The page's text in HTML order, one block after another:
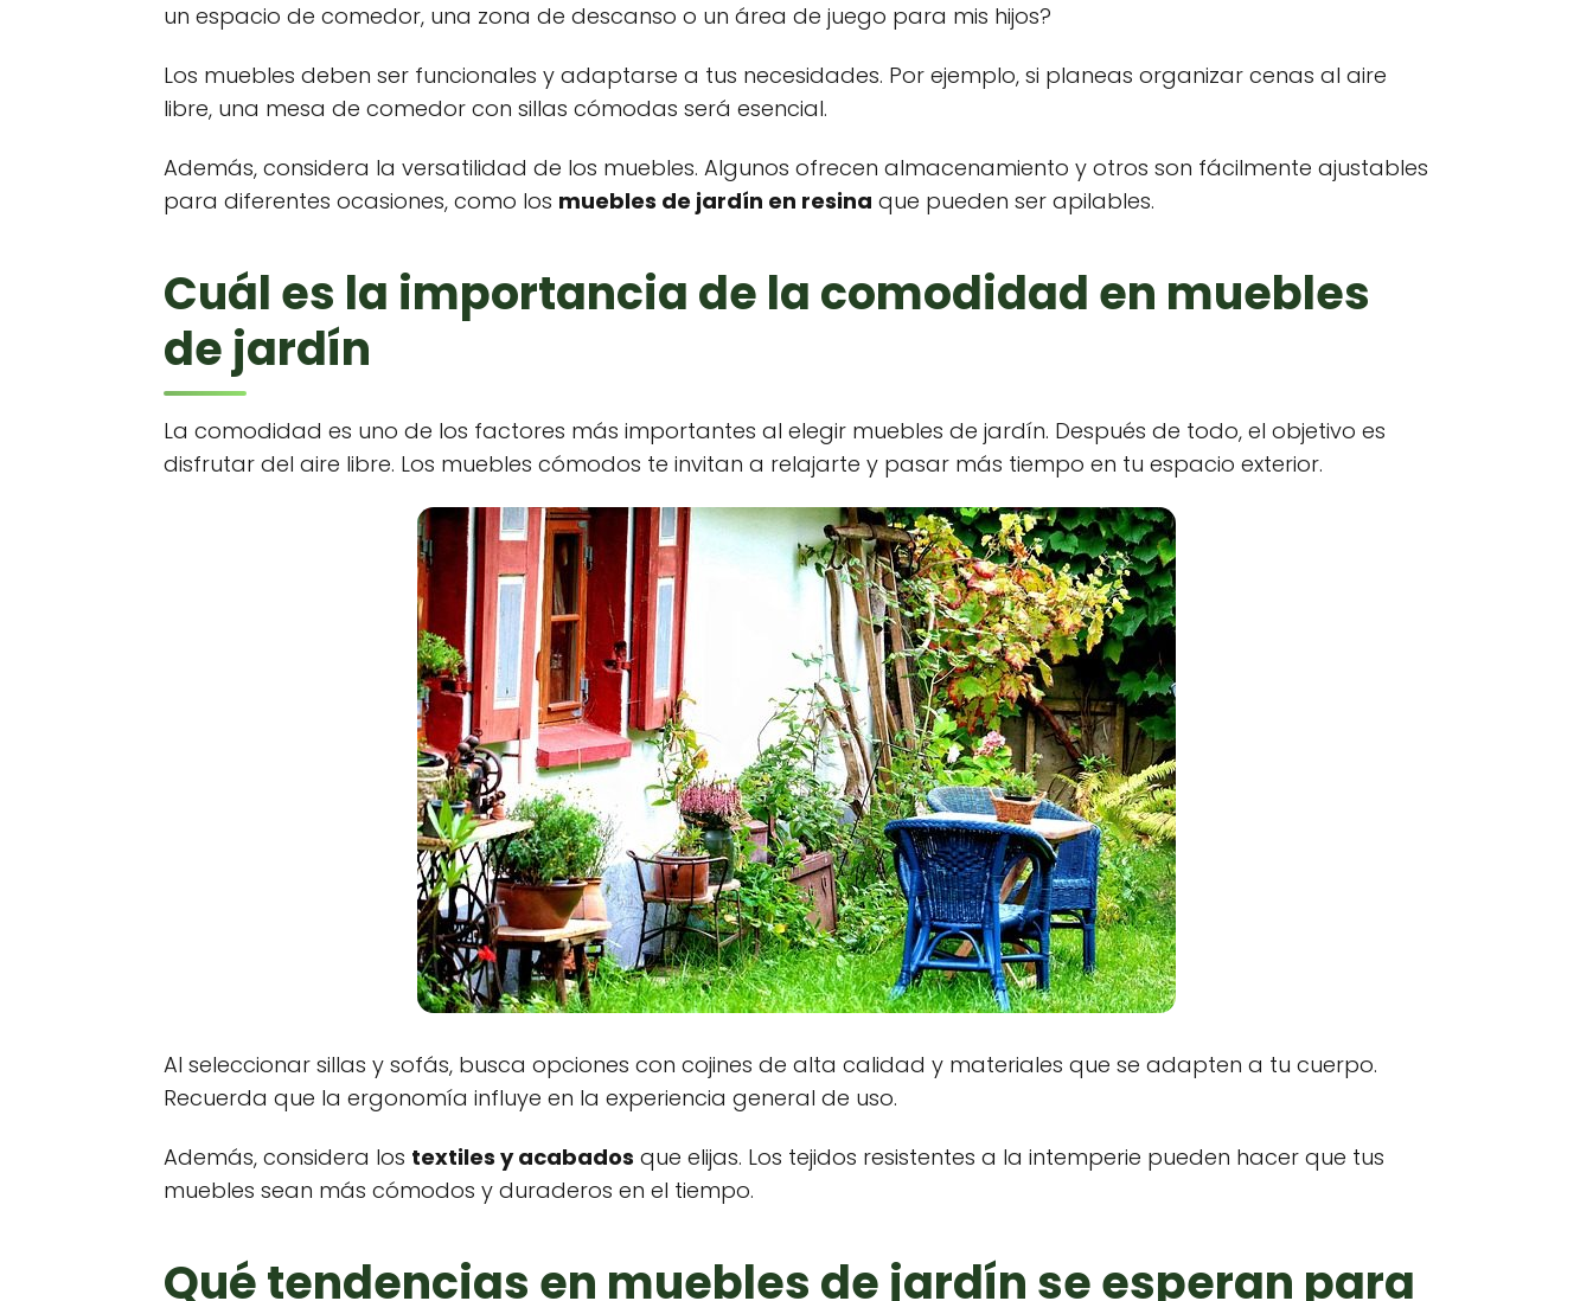
un espacio de comedor, una zona de descanso o un área de juego para mis hijos?
Los muebles deben ser funcionales y adaptarse a tus necesidades. Por ejemplo, si planeas organizar cenas al aire
libre, una mesa de comedor con sillas cómodas será esencial.
Además, considera la versatilidad de los muebles. Algunos ofrecen almacenamiento y otros son fácilmente ajustables
para diferentes ocasiones, como los muebles de jardín en resina que pueden ser apilables.
Cuál es la importancia de la comodidad en muebles
de jardín
La comodidad es uno de los factores más importantes al elegir muebles de jardín. Después de todo, el objetivo es
disfrutar del aire libre. Los muebles cómodos te invitan a relajarte y pasar más tiempo en tu espacio exterior.
Al seleccionar sillas y sofás, busca opciones con cojines de alta calidad y materiales que se adapten a tu cuerpo.
Recuerda que la ergonomía influye en la experiencia general de uso.
Además, considera los textiles y acabados que elijas. Los tejidos resistentes a la intemperie pueden hacer que tus
muebles sean más cómodos y duraderos en el tiempo.
Qué tendencias en muebles de jardín se esperan para